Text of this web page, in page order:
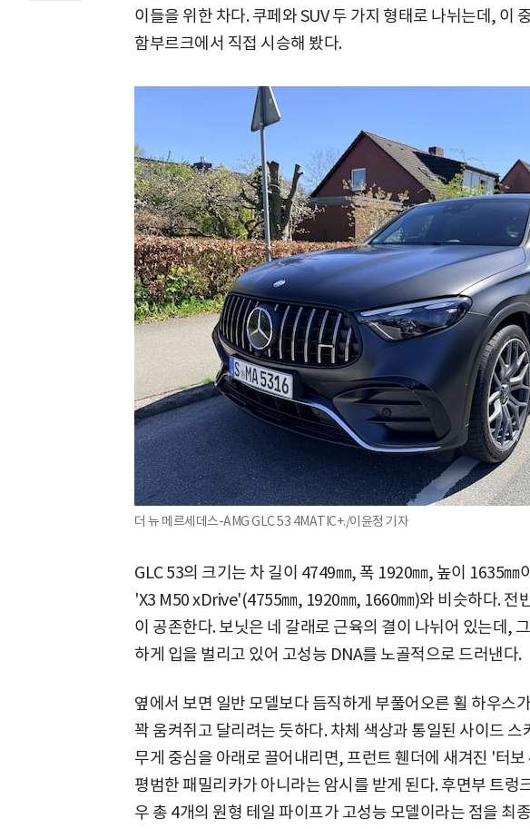
이들을 위한 차다. 쿠페와 SUV 두 가지 형태로 나뉘는데, 이
함부르크에서 직접 시승해 봤다.
더 뉴 메르세데스-AMG GLC 53 4MATIC+./이윤정 기자
GLC 53의 크기는 차 길이 4749㎜, 폭 1920㎜, 높이 1635㎜
'X3 M50 xDrive'(4755㎜, 1920㎜, 1660㎜)와 비슷하다. 전
이 공존한다. 보닛은 네 갈래로 근육의 결이 나뉘어 있는데,
하게 입을 벌리고 있어 고성능 DNA를 노골적으로 드러낸다.
옆에서 보면 일반 모델보다 듬직하게 부풀어오른 휠 하우스
꽉 움켜쥐고 달리려는 듯하다. 차체 색상과 통일된 사이드 스
무게 중심을 아래로 끌어내리면, 프런트 휀더에 새겨진 '터
평범한 패밀리카가 아니라는 암시를 받게 된다. 후면부 트렁
우 총 4개의 원형 테일 파이프가 고성능 모델이라는 점을 최